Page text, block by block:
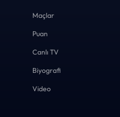
Maçlar
Puan
Canlı TV
Biyografi
Video